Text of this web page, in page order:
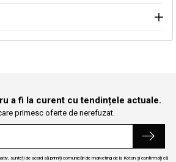
a fi la curent cu tendințele actuale.
primesc oferte de nerefuzat.
sunteți de acord să primiți comunicări de marketing de la Koton și confirmați că